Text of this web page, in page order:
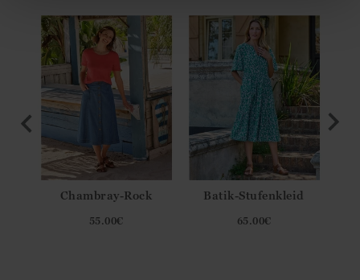
Chambray-Rock
55.00€
Batik-Stufenkleid
65.00€